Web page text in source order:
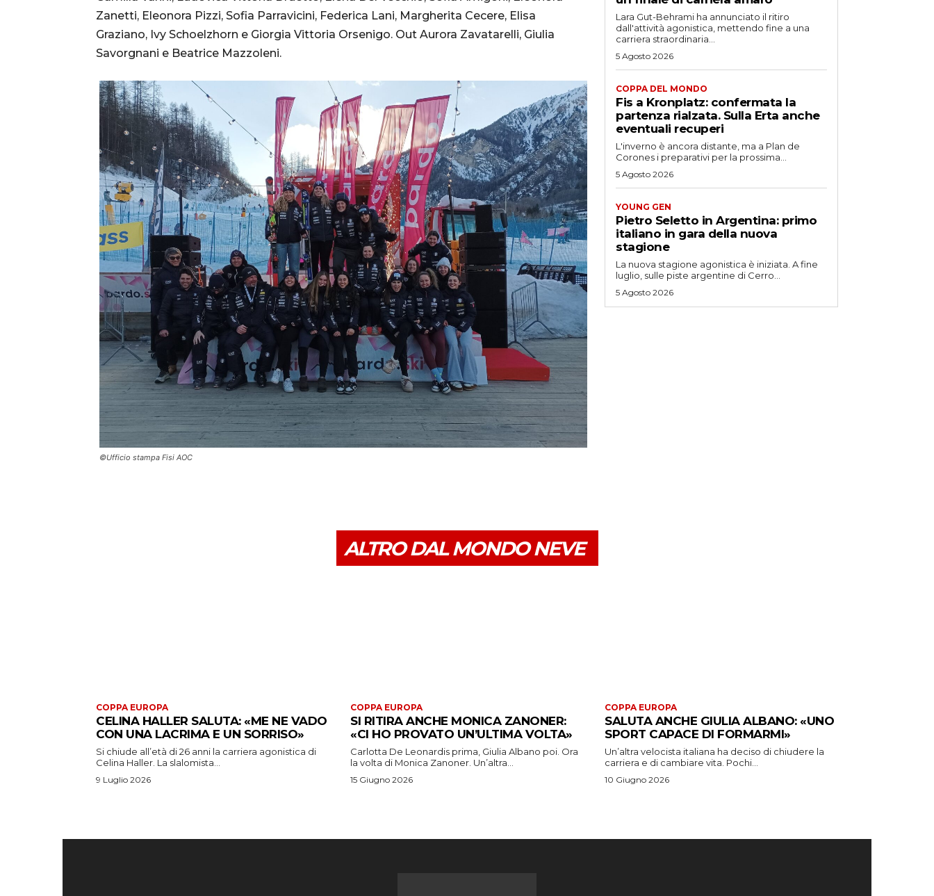
Zanetti, Eleonora Pizzi, Sofia Parravicini, Federica Lani, Margherita Cecere, Elisa
Graziano, Ivy Schoelzhorn e Giorgia Vittoria Orsenigo. Out Aurora Zavatarelli, Giulia
Savorgnani e Beatrice Mazzoleni.
©Ufficio stampa Fisi AOC
Lara Gut-Behrami ha annunciato il ritiro
dall'attività agonistica, mettendo fine a una
carriera straordinaria...
5 Agosto 2026
COPPA DEL MONDO
Fis a Kronplatz: confermata la
partenza rialzata. Sulla Erta anche
eventuali recuperi
L'inverno è ancora distante, ma a Plan de
Corones i preparativi per la prossima...
5 Agosto 2026
YOUNG GEN
Pietro Seletto in Argentina: primo
italiano in gara della nuova
stagione
La nuova stagione agonistica è iniziata. A fine
luglio, sulle piste argentine di Cerro...
5 Agosto 2026
ALTRO DAL MONDO NEVE
COPPA EUROPA
CELINA HALLER SALUTA: «ME NE VADO
CON UNA LACRIMA E UN SORRISO»
Si chiude all’età di 26 anni la carriera agonistica di
Celina Haller. La slalomista...
9 Luglio 2026
COPPA EUROPA
SI RITIRA ANCHE MONICA ZANONER:
«CI HO PROVATO UN’ULTIMA VOLTA»
Carlotta De Leonardis prima, Giulia Albano poi. Ora
la volta di Monica Zanoner. Un’altra...
15 Giugno 2026
COPPA EUROPA
SALUTA ANCHE GIULIA ALBANO: «UNO
SPORT CAPACE DI FORMARMI»
Un’altra velocista italiana ha deciso di chiudere la
carriera e di cambiare vita. Pochi...
10 Giugno 2026